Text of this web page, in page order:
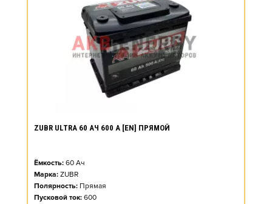
ZUBR ULTRA 60 АЧ 600 А [EN] ПРЯМОЙ
Ёмкость: 60 Ач
Марка: ZUBR
Полярность: Прямая
Пусковой ток: 600